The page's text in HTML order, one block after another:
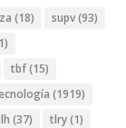
(18) supv(93)
tbf(15)
(1919)
(37) tlry(1)